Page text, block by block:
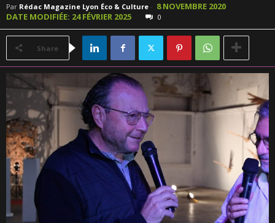
Par Rédac Magazine Lyon Éco & Culture - 8 NOVEMBRE 2020
DATE MODIFIÉE: 24 FÉVRIER 2025
0
Share